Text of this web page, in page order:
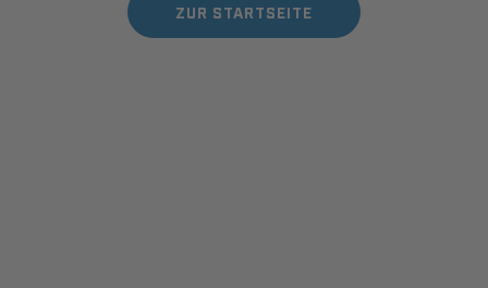
ZUR STARTSEITE